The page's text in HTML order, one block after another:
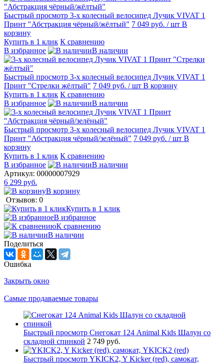
Быстрый просмотр 3-х колесный велосипед Лучик VIVAT 1
Принт "Абстракция чёрный/жёлтый" 7 049 руб. / шт В
корзину
Купить в 1 клик К сравнению
В избранное
В наличии
Быстрый просмотр 3-х колесный велосипед Лучик VIVAT 1
Принт "Стрелки жёлтый" 7 049 руб. / шт В корзину
Купить в 1 клик К сравнению
В избранное
В наличии
Быстрый просмотр 3-х колесный велосипед Лучик VIVAT 1
Принт "Абстракция чёрный/зелёный" 7 049 руб. / шт В
корзину
Купить в 1 клик К сравнению
В избранное
В наличии
Артикул: 00000007929
6 299 руб.
В корзину
Отзывов: 0
Купить в 1 клик
В избранное
К сравнению
В наличии
Поделиться
Ошибка
Закрыть окно
Самые продаваемые товары
Быстрый просмотр Снегокат 124 Animal Kids Шалун со
складной спинкой 2 749 руб.
Быстрый просмотр YKICK2, Y Kicker (red), самокат,